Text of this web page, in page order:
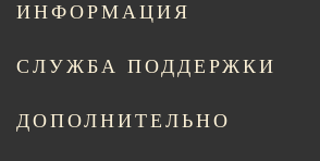
ИНФОРМАЦИЯ
СЛУЖБА ПОДДЕРЖКИ
ДОПОЛНИТЕЛЬНО